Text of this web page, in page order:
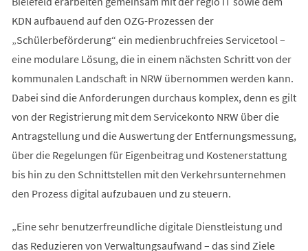
KDN aufbauend auf den OZG-Prozessen der
„Schülerbeförderung“ ein medienbruchfreies Servicetool –
eine modulare Lösung, die in einem nächsten Schritt von der
kommunalen Landschaft in NRW übernommen werden kann.
Dabei sind die Anforderungen durchaus komplex, denn es gilt
von der Registrierung mit dem Servicekonto NRW über die
Antragstellung und die Auswertung der Entfernungsmessung,
über die Regelungen für Eigenbeitrag und Kostenerstattung
bis hin zu den Schnittstellen mit den Verkehrsunternehmen
den Prozess digital aufzubauen und zu steuern.
„Eine sehr benutzerfreundliche digitale Dienstleistung und
das Reduzieren von Verwaltungsaufwand – das sind Ziele